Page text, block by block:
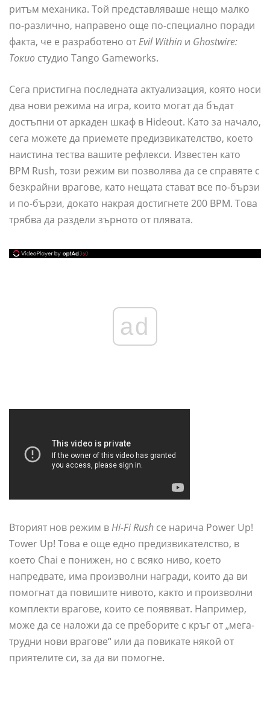
ритъм механика. Той представляваше нещо малко
по-различно, направено още по-специално поради
факта, че е разработено отEvil Within и Ghostwire:
Токио студио Tango Gameworks.
Сега пристигна последната актуализация, която носи
два нови режима на игра, които могат да бъдат
достъпни от аркаден шкаф в Hideout. Като за начало,
сега можете да приемете предизвикателство, което
наистина тества вашите рефлекси. Известен като
BPM Rush, този режим ви позволява да се справяте с
безкрайни врагове, като нещата стават все по-бързи
и по-бързи, докато накрая достигнете 200 BPM. Това
трябва да раздели зърното от плявата.
ad
Вторият нов режим вHi-Fi Rush се нарича Power Up!
Tower Up! Това е още едно предизвикателство, в
което Chai е понижен, но с всяко ниво, което
напредвате, има произволни награди, които да ви
помогнат да повишите нивото, както и произволни
комплекти врагове, които се появяват. Например,
може да се наложи да се преборите с кръг от „мега-
трудни нови врагове“ или да повикате някой от
приятелите си, за да ви помогне.